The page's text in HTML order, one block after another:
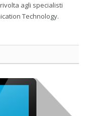
agli specialisti
Technology.